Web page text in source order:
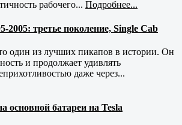
рабочего... Подробнее...
2005: третье поколение, Single Cab
один из лучших пикапов в истории. Он
и продолжает удивлять
даже через...
основной батареи на Tesla